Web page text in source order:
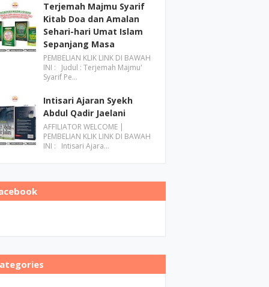
Terjemah Majmu Syarif
Kitab Doa dan Amalan
Sehari-hari Umat Islam
Sepanjang Masa
PEMBELIAN KLIK LINK DI BAWAH
INI : Judul : Terjemah Majmu'
Syarif Pe…
Intisari Ajaran Syekh
Abdul Qadir Jaelani
AFFILIATOR WELCOME |
PEMBELIAN KLIK LINK DI BAWAH
INI : Intisari Ajara…